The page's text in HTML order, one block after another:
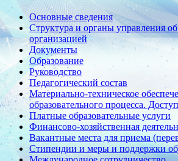
Основные сведения
Структура и органы управления
организацией
Документы
Образование
Руководство
Педагогический состав
Материально-техническое
образовательного процесса.
Платные образовательные услуги
Финансово-хозяйственная
Вакантные места для приема
Стипендии и меры и поддержки